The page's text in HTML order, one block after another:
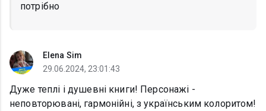
потрібно
Elena Sim
29.06.2024, 23:01:43
Дуже теплі і душевні книги! Персонажі -
неповторювані, гармонійні, з українським колоритом!